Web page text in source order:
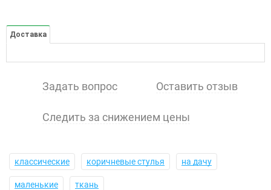
Доставка
Задать вопрос Оставить отзыв
Следить за снижением цены
классические коричневые стулья на дачу
маленькие ткань